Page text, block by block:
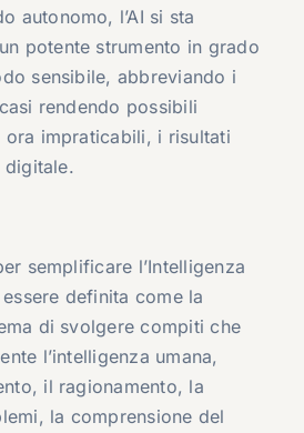
autonomo, l’AI si sta
potente strumento in grado
sensibile, abbreviando i
rendendo possibili
impraticabili, i risultati
digitale.
semplificare l’Intelligenza
definita come la
di svolgere compiti che
l’intelligenza umana,
il ragionamento, la
la comprensione del